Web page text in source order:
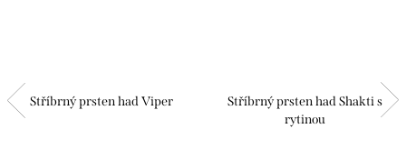
Stříbrný prsten had Viper
Stříbrný prsten had Shakti s
rytinou